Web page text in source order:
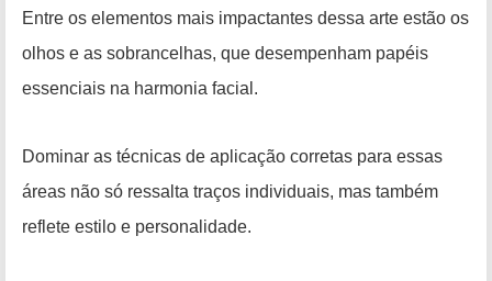
Entre os elementos mais impactantes dessa arte estão os
olhos e as sobrancelhas, que desempenham papéis
essenciais na harmonia facial.
Dominar as técnicas de aplicação corretas para essas
áreas não só ressalta traços individuais, mas também
reflete estilo e personalidade.